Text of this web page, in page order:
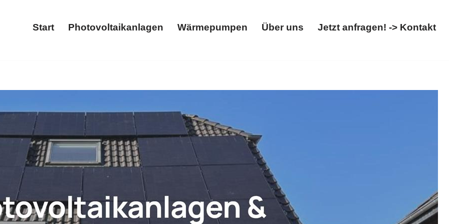
Start Photovoltaikanlagen Wärmepumpen Über uns Jetzt anfragen! -> Kontakt
✓Wärmepumpe, Photovoltaikanlage, Stromspeicher, Wallbox. Benötigen Sie ✓Solaranlage, ✓Photovoltaikanlage,
➡️ 𝐖𝐎𝐋𝐓𝐈𝐂𝐒, Ihr Solar & Wärmepumpenexperte. Zögern Sie nicht, uns zu kontaktieren ✉.